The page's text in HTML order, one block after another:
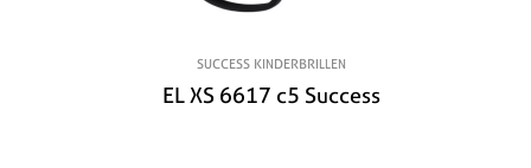
SUCCESS KINDERBRILLEN
EL XS 6617 c5 Success